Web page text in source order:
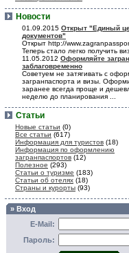
Новости
01.09.2015 Открыт "Единый
документов"
Открыт http://
Теперь стало легко получить
11.05.2012 Оформляйте
заблаговременно
Советуем не затягивать с
загранпаспорта и визы.
заранее всегда проще и
неделю до планирования ...
Статьи
Новые статьи (0)
Все статьи (617)
Информация для туристов (18)
Информация по оформлению
загранпаспортов (12)
Полезное (293)
Статьи о туризме (183)
Статьи об отелях (18)
Страны и курорты (93)
» Вход
E-Mail:
Пароль: